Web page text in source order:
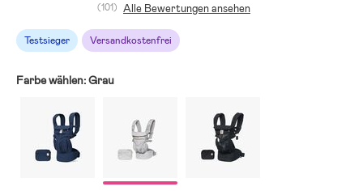
Testsieger Versandkostenfrei
(101) Alle Bewertungen ansehen
Farbe wählen:Grau